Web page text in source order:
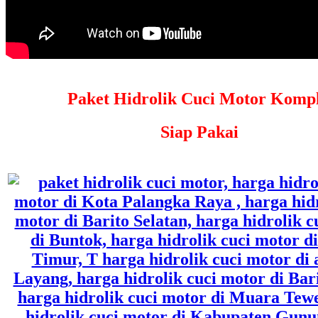
Paket Hidrolik Cuci Motor
Siap Pakai